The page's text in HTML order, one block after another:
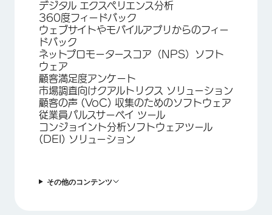
デジタル エクスペリエンス分析
360度フィードバック
ウェブサイトやモバイルアプリからのフィー
ドバック
ネットプロモータースコア（NPS）ソフト
ウェア
顧客満足度アンケート
市場調査向けクアルトリクス ソリューション
顧客の声 (VoC) 収集のためのソフトウェア
従業員パルスサーベイ ツール
コンジョイント分析ソフトウェアツール
(DEI) ソリューション
その他のコンテンツ